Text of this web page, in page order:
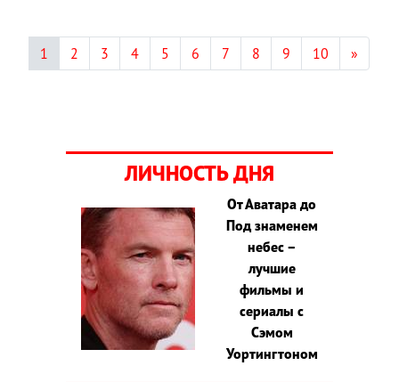
1 2 3 4 5 6 7 8 9 10 »
ЛИЧНОСТЬ ДНЯ
От Аватара до
Под знаменем
небес –
лучшие
фильмы и
сериалы с
Сэмом
Уортингтоном